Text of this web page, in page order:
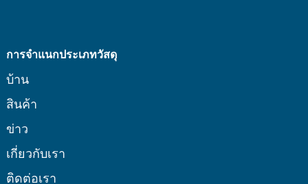
การจำแนกประเภทวัสดุ
บ้าน
สินค้า
ข่าว
เกี่ยวกับเรา
ติดต่อเรา